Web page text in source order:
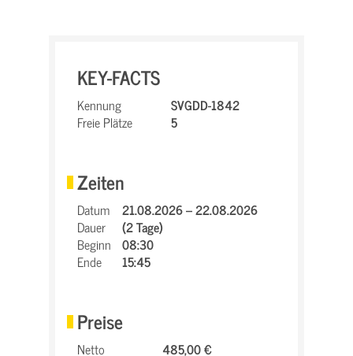
KEY-FACTS
Kennung
SVGDD-1842
Freie Plätze
5
Zeiten
Datum
21.08.2026 – 22.08.2026
Dauer
(2 Tage)
Beginn 08:30
Ende
15:45
Preise
Netto
485,00 €